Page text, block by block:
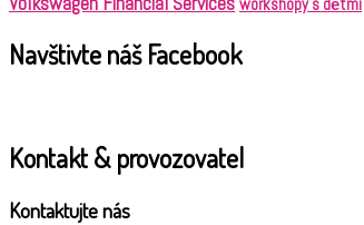
Navštivte náš Facebook
Kontakt & provozovatel
Kontaktujte nás